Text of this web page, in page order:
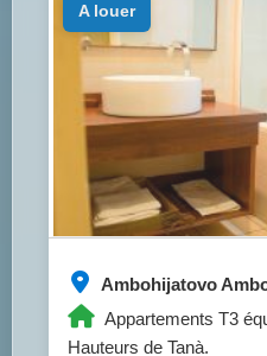
Ambohijatovo
Appartements T3
Hauteurs de Tanà.
a louer